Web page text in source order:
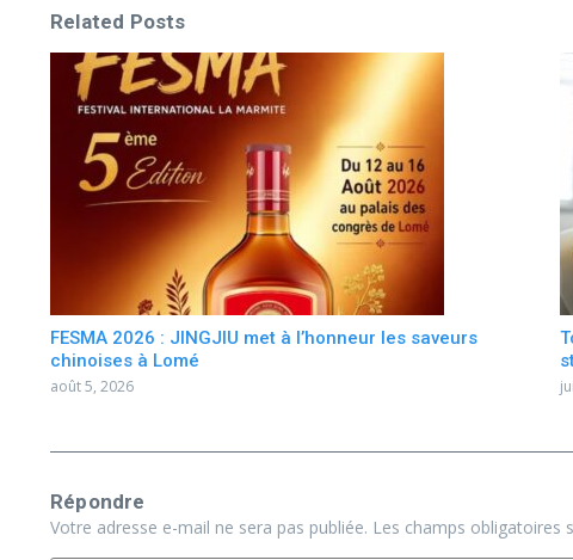
Related Posts
FESMA 2026 : JINGJIU met à l’honneur les saveurs
chinoises à Lomé
août 5, 2026
Répondre
Votre adresse e-mail ne sera pas publiée. Les champs obligatoires